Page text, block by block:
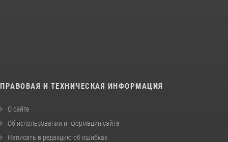
ПРАВОВАЯ И ТЕХНИЧЕСКАЯ ИНФОРМАЦИЯ
О сайте
Об использовании информации сайта
Написать в редакцию об ошибках